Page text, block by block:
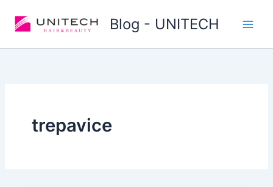
Blog - UNITECH
trepavice